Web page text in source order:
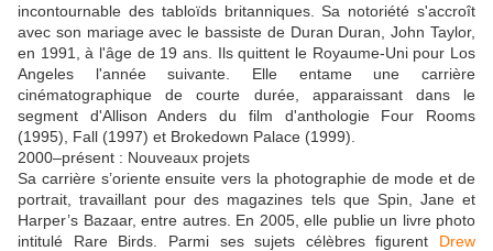
incontournable des tabloïds britanniques. Sa notoriété s'accroît
avec son mariage avec le bassiste de Duran Duran, John Taylor,
en 1991, à l'âge de 19 ans. Ils quittent le Royaume-Uni pour Los
Angeles l'année suivante. Elle entame une carrière
cinématographique de courte durée, apparaissant dans le
segment d'Allison Anders du film d'anthologie Four Rooms
(1995), Fall (1997) et Brokedown Palace (1999).
2000–présent : Nouveaux projets
Sa carrière s’oriente ensuite vers la photographie de mode et de
portrait, travaillant pour des magazines tels que Spin, Jane et
Harper’s Bazaar, entre autres. En 2005, elle publie un livre photo
intitulé Rare Birds. Parmi ses sujets célèbres figurent Drew